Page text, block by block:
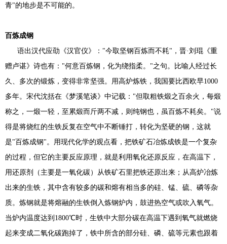
青"的地步是不可能的。
百炼成钢
语出汉代应劭《汉官仪》："今取坚钢百炼而不耗"，晋·刘琨《重
赠卢谌》诗也有："何意百炼钢，化为绕指柔。"之句。比喻人经过长
久、多次的锻炼，变得非常坚强。用高炉炼铁，我国要比西欧早1000
多年。宋代沈括在《梦溪笔谈》中记载："但取粗铁煅之百余火，每煅
称之，一煅一轻，至累煅而斤两不减，则纯钢也，虽百炼不耗矣。"说
得是将烧红的生铁反复在空气中不断锤打，转化为坚硬的钢，这就
是"百炼成钢"。用现代化学的观点看，把铁矿石冶炼成铁是一个复杂
的过程，但它的主要反应原理，就是利用氧化还原反应，在高温下，
用还原剂（主要是一氧化碳）从铁矿石里把铁还原出来；从高炉冶炼
出来的生铁，其中含有较多的碳和熔有相当多的硅、锰、硫、磷等杂
质。炼钢就是将熔融的生铁倒入炼钢炉内，鼓进热空气或吹入氧气。
当炉内温度达到1800℃时，生铁中大部分碳在高温下遇到氧气就燃烧
起来变成二氧化碳跑掉了，铁中所含的部分硅、磷、硫等元素也跟着